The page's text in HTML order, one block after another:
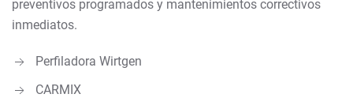
preventivos programados y mantenimientos correctivos
inmediatos.
Perfiladora Wirtgen
CARMIX